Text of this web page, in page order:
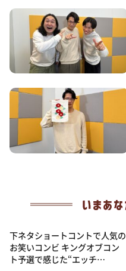
下ネタショートコントで人気の
お笑いコンビ キングオブコン
ト予選で感じた“エッチ…